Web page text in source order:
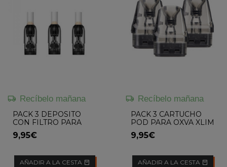
Recíbelo mañana
PACK 3 DEPOSITO
CON FILTRO PARA
GEEKVAPE M1 2ML
9,95€
AÑADIR A LA CESTA
Recíbelo mañana
PACK 3 CARTUCHO
POD PARA OXVA XLIM
9,95€
AÑADIR A LA CESTA